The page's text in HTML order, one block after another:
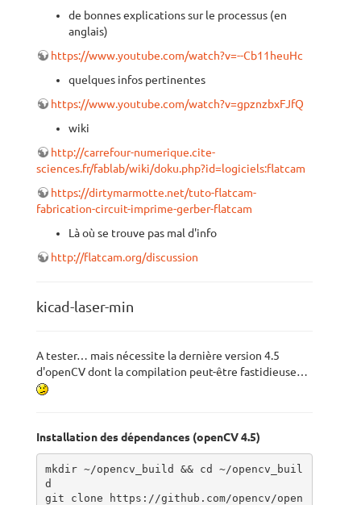
de bonnes explications sur le processus (en
anglais)
https://www.youtube.com/watch?v=--Cb11heuHc
quelques infos pertinentes
https://www.youtube.com/watch?v=gpznzbxFJfQ
wiki
http://carrefour-numerique.cite-
sciences.fr/fablab/wiki/doku.php?id=logiciels:flatcam
https://dirtymarmotte.net/tuto-flatcam-
fabrication-circuit-imprime-gerber-flatcam
Là où se trouve pas mal d'info
http://flatcam.org/discussion
kicad-laser-min
A tester… mais nécessite la dernière version 4.5
d'openCV dont la compilation peut-être fastidieuse…
Installation des dépendances (openCV 4.5)
mkdir ~/opencv_build && cd ~/opencv_buil
d
git clone https://github.com/opencv/open